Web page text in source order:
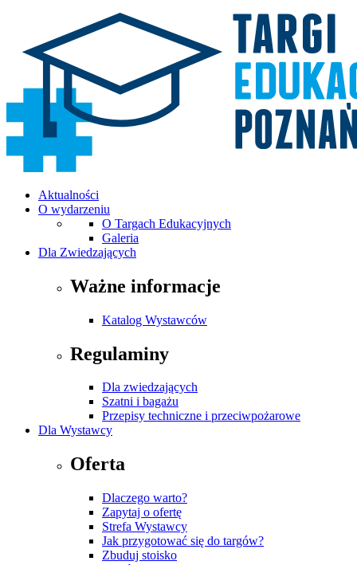
Aktualności
O wydarzeniu
O Targach Edukacyjnych
Galeria
Dla Zwiedzających
Ważne informacje
Katalog Wystawców
Regulaminy
Dla zwiedzających
Szatni i bagażu
Przepisy techniczne i przeciwpożarowe
Dla Wystawcy
Oferta
Dlaczego warto?
Zapytaj o ofertę
Strefa Wystawcy
Jak przygotować się do targów?
Zbuduj stoisko